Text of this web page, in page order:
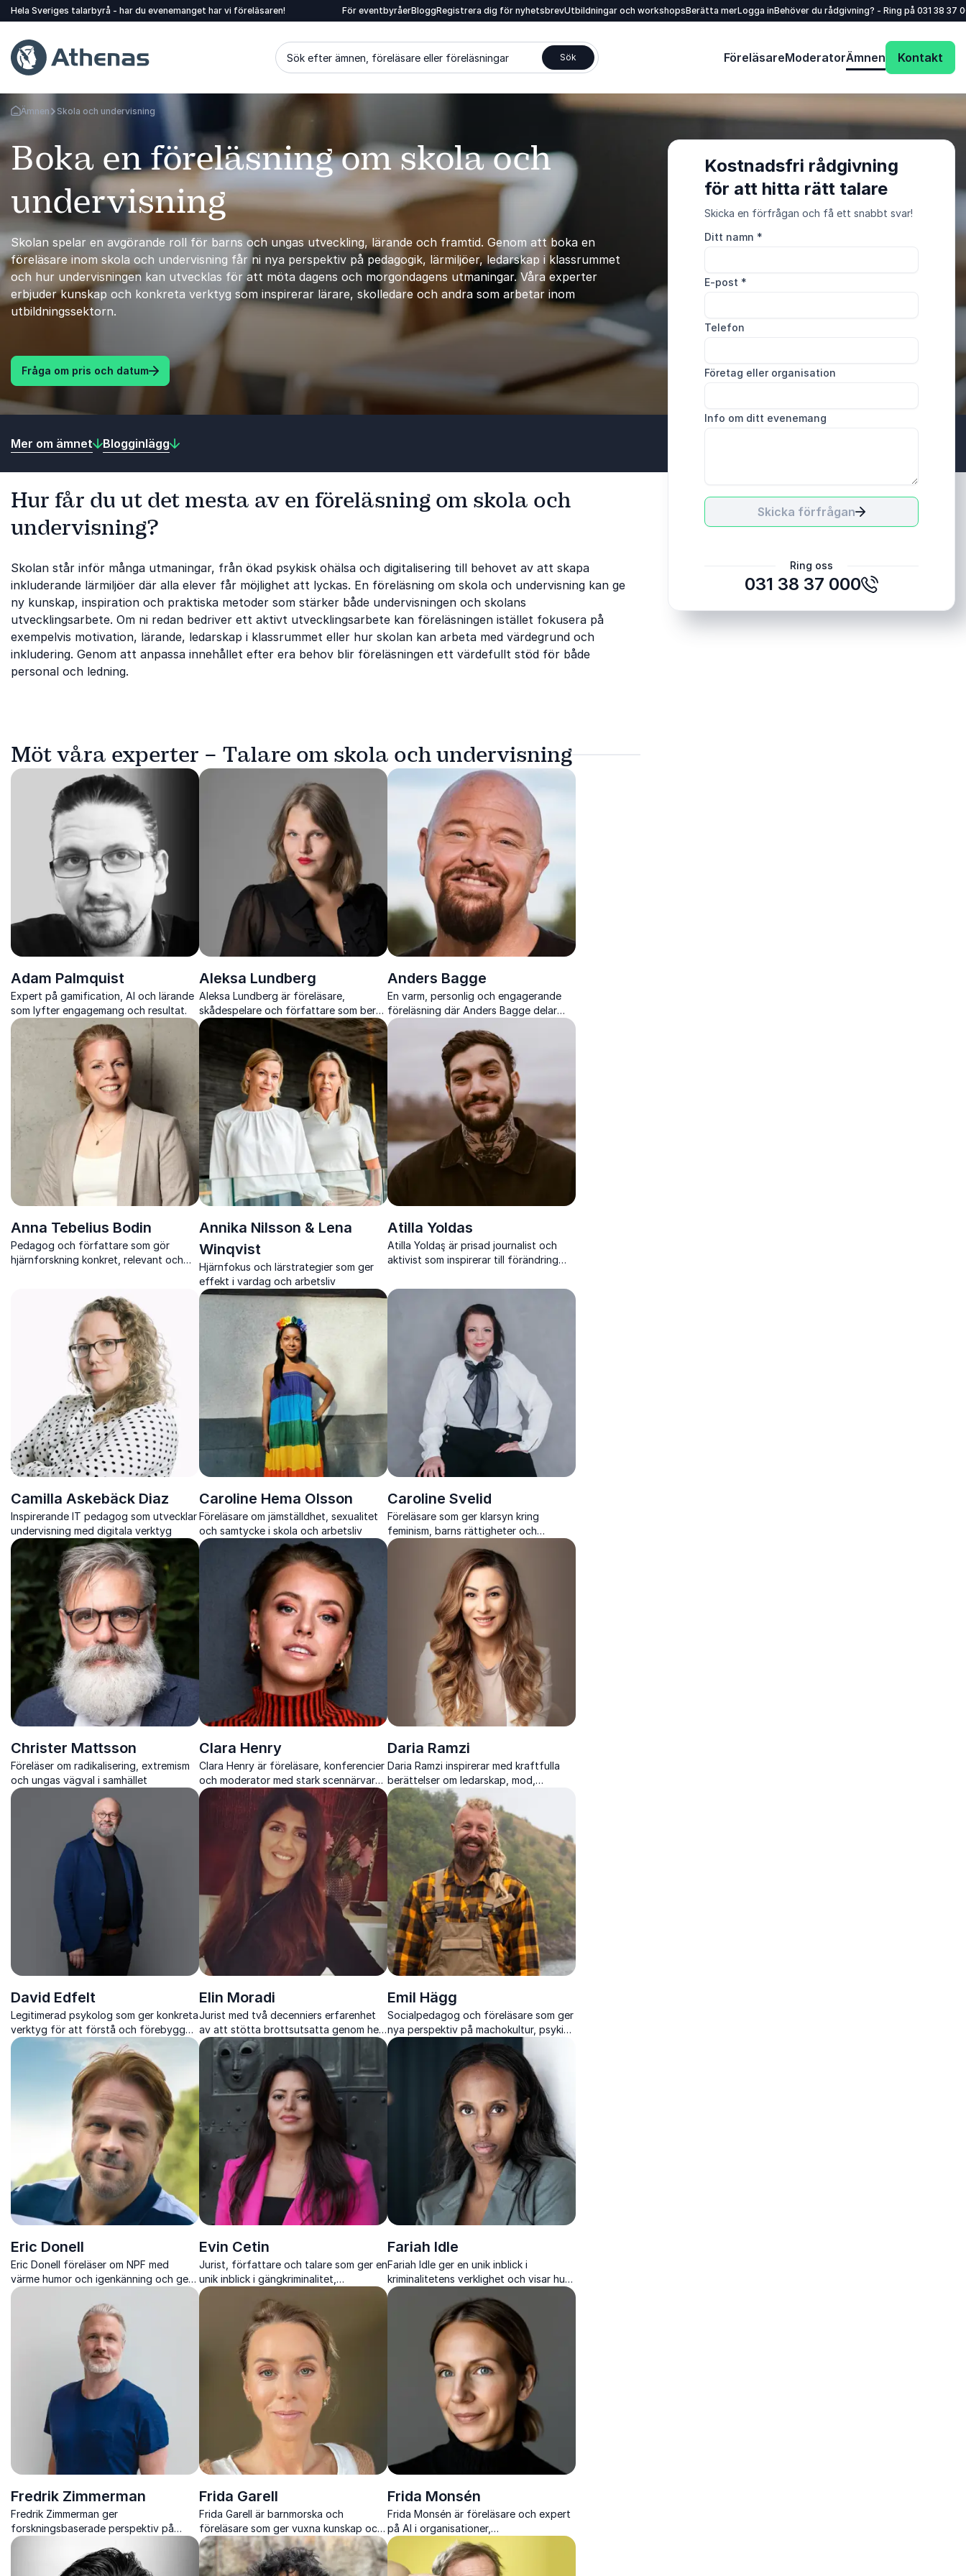
Hela Sveriges talarbyrå - har du evenemanget har vi föreläsaren! För eventbyråerBloggRegistrera dig för nyhetsbrevUtbildningar och workshopsBerätta merLogga inBehöver du rådgivning? - Ring på 031 38 37
Sök efter ämnen, föreläsare eller föreläsningar Sök FöreläsareModeratorÄmnen Kontakt
Gå tillbaka till startsidan
Ämnen Skola och undervisning
Boka en föreläsning om skola och
undervisning
Skolan spelar en avgörande roll för barns och ungas utveckling, lärande och framtid. Genom att boka en
föreläsare inom skola och undervisning får ni nya perspektiv på pedagogik, lärmiljöer, ledarskap i klassrummet
och hur undervisningen kan utvecklas för att möta dagens och morgondagens utmaningar. Våra experter
erbjuder kunskap och konkreta verktyg som inspirerar lärare, skolledare och andra som arbetar inom
utbildningssektorn.
Fråga om pris och datum
Kostnadsfri rådgivning
för att hitta rätt talare
Skicka en förfrågan och få ett snabbt svar!
Ditt namn *
E-post *
Telefon
Företag eller organisation
Info om ditt evenemang
Skicka förfrågan
Ring oss
031 38 37 000
Mer om ämnet Blogginlägg
Hur får du ut det mesta av en föreläsning om skola och
undervisning?
Skolan står inför många utmaningar, från ökad psykisk ohälsa och digitalisering till behovet av att skapa
inkluderande lärmiljöer där alla elever får möjlighet att lyckas. En föreläsning om skola och undervisning kan ge
ny kunskap, inspiration och praktiska metoder som stärker både undervisningen och skolans
utvecklingsarbete. Om ni redan bedriver ett aktivt utvecklingsarbete kan föreläsningen istället fokusera på
exempelvis motivation, lärande, ledarskap i klassrummet eller hur skolan kan arbeta med värdegrund och
inkludering. Genom att anpassa innehållet efter era behov blir föreläsningen ett värdefullt stöd för både
personal och ledning.
Möt våra experter – Talare om skola och undervisning
Adam Palmquist
Expert på gamification, AI och lärande
som lyfter engagemang och resultat.
Aleksa Lundberg
Aleksa Lundberg är föreläsare,
skådespelare och författare som berör
med personliga perspektiv på
könsnormer, identitet och inkludering
Anders Bagge
En varm, personlig och engagerande
föreläsning där Anders Bagge delar
livsresan bakom musiken, motgångarna
och drivkraften framåt.
Anna Tebelius Bodin
Pedagog och författare som gör
hjärnforskning konkret, relevant och
Annika Nilsson & Lena
Winqvist
Hjärnfokus och lärstrategier som ger
effekt i vardag och arbetsliv
Atilla Yoldas
Atilla Yoldaş är prisad journalist och
aktivist som inspirerar till förändring
psykisk hälsa.
Camilla Askebäck Diaz
Inspirerande IT pedagog som utvecklar
undervisning med digitala verktyg
Caroline Hema Olsson
Föreläsare om jämställdhet, sexualitet
och samtycke i skola och arbetsliv
Caroline Svelid
Föreläsare som ger klarsyn kring
feminism, barns rättigheter och
jämställdhet
Christer Mattsson
Föreläser om radikalisering, extremism
och ungas vägval i samhället
Clara Henry
Clara Henry är föreläsare, konferencier
och moderator med stark scennärvaro
och en unik förmåga att engagera
genom humor och igenkänning.
Daria Ramzi
Daria Ramzi inspirerar med kraftfulla
berättelser om ledarskap, mod,
identitet och vägen från utanförskap
till inflytande.
David Edfelt
Legitimerad psykolog som ger konkreta
verktyg för att förstå och förebygga
beteenden
Elin Moradi
Jurist med två decenniers erfarenhet
av att stötta brottsutsatta genom hela
rättsprocessen
Emil Hägg
Socialpedagog och föreläsare som ger
nya perspektiv på machokultur, psykisk
ohälsa och hur organisationer kan
skapa en sundare kultur
Eric Donell
Eric Donell föreläser om NPF med
värme humor och igenkänning och ger
nya perspektiv på bemötande
motivation och förståelse.
Evin Cetin
Jurist, författare och talare som ger en
unik inblick i gängkriminalitet,
ungdomars verklighet och hur
samhället kan arbeta förebyggande
Fariah Idle
Fariah Idle ger en unik inblick i
kriminalitetens verklighet och visar hur
tillit, förståelse och rätt verktyg kan
Fredrik Zimmerman
Fredrik Zimmerman ger
forskningsbaserade perspektiv på
pojkars skolresultat och hur skolor kan
skapa tryggare och mer likvärdiga
Frida Garell
Frida Garell är barnmorska och
föreläsare som ger vuxna kunskap och
verktyg för att förstå ungdomar och
prata om relationer, sex och mående
Frida Monsén
Frida Monsén är föreläsare och expert
på AI i organisationer,
förändringsarbete och
kompetensförsörjning i ett arbetsliv
som förändras snabbt.